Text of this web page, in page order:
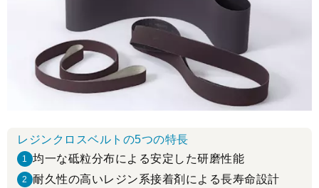
レジンクロスベルトの5つの特長
1 均一な砥粒分布による安定した研磨性能
2 耐久性の高いレジン系接着剤による長寿命設計